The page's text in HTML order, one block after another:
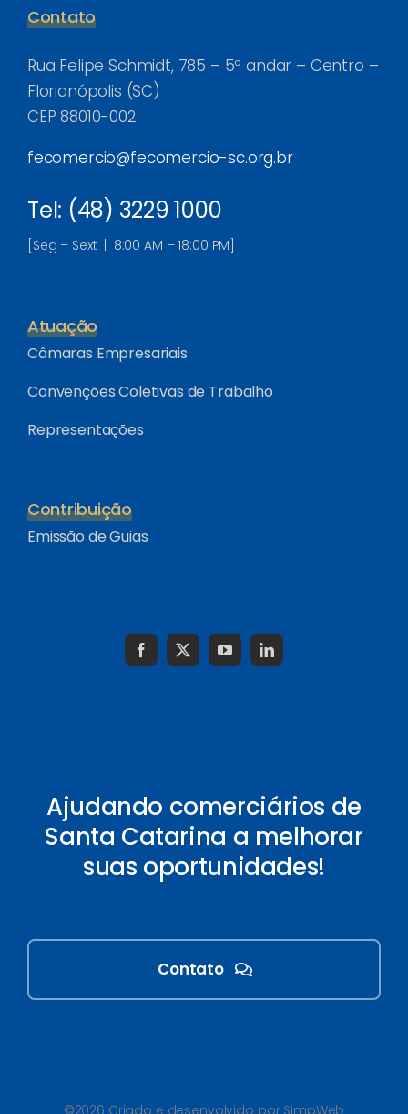
Contato
Rua Felipe Schmidt, 785 – 5º andar – Centro –
Florianópolis (SC)
CEP 88010-002
fecomercio@fecomercio-sc.org.br
Tel: (48) 3229 1000
[Seg – Sext | 8:00 AM – 18:00 PM]
Atuação
Câmaras Empresariais
Convenções Coletivas de Trabalho
Representações
Contribuição
Emissão de Guias
Ajudando comerciários de
Santa Catarina a melhorar
suas oportunidades!
Contato
©2026 Criado e desenvolvido por SimpWeb